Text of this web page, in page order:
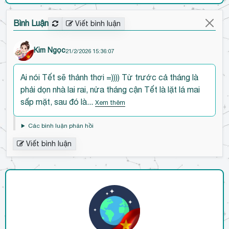
đã tặng Hoa hướng dương Không Hạt
2026-02-17 15:46:36
Lý Cao Nguyên đã tặng Liễn đỏ
2026-02-17 14:56:29
Bình Luận Viết bình luận
u
b
ì
n
Kim Ngọc21/2/2026 15:36:07
Ai nói Tết sẽ thảnh thơi =)))) Từ trước cả tháng là
phải dọn nhà lai rai, nửa tháng cận Tết là lặt lá mai
sấp mặt, sau đó là... Xem thêm
Các bình luận phản hồi
Viết bình luận